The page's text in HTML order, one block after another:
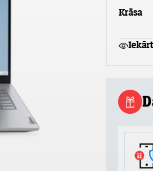
Krāsa